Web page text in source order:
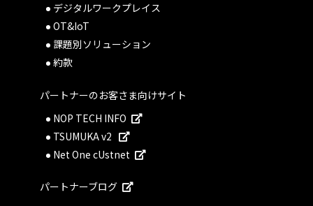
デジタルワークプレイス
OT&IoT
課題別ソリューション
約款
パートナーのお客さま向けサイト
NOP TECH INFO
TSUMUKA v2
Net One cUstnet
パートナーブログ